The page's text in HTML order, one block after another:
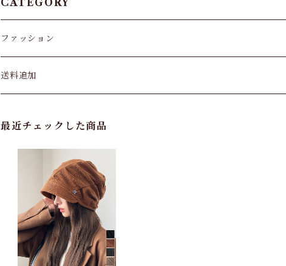
CATEGORY
ファッション
パンツ&スカート
バッグ
カーディガン
パンプス・サンダル
ワンピース・セットアップ
送料追加
最近チェックした商品